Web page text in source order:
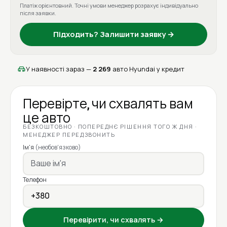
Платіж орієнтовний. Точні умови менеджер розрахує індивідуально
після заявки.
Підходить? Залишити заявку →
У наявності зараз — 2 269 авто Hyundai у кредит
Перевірте, чи схвалять вам
це авто
БЕЗКОШТОВНО · ПОПЕРЕДНЄ РІШЕННЯ ТОГО Ж ДНЯ ·
МЕНЕДЖЕР ПЕРЕДЗВОНИТЬ
Ім'я (необов'язково)
Телефон
Перевірити, чи схвалять →